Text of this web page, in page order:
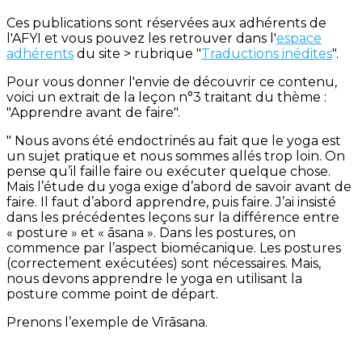
Ces publications sont réservées aux adhérents de
l'AFYI et vous pouvez les retrouver dans l'espace
adhérents du site > rubrique "Traductions inédites".
Pour vous donner l'envie de découvrir ce contenu,
voici un extrait de la leçon n°3 traitant du thème :
"Apprendre avant de faire".
" Nous avons été endoctrinés au fait que le yoga est
un sujet pratique et nous sommes allés trop loin. On
pense qu’il faille faire ou exécuter quelque chose.
Mais l’étude du yoga exige d’abord de savoir avant de
faire. Il faut d’abord apprendre, puis faire. J’ai insisté
dans les précédentes leçons sur la différence entre
« posture » et « āsana ». Dans les postures, on
commence par l’aspect biomécanique. Les postures
(correctement exécutées) sont nécessaires. Mais,
nous devons apprendre le yoga en utilisant la
posture comme point de départ.
Prenons l’exemple de Vīrāsana.